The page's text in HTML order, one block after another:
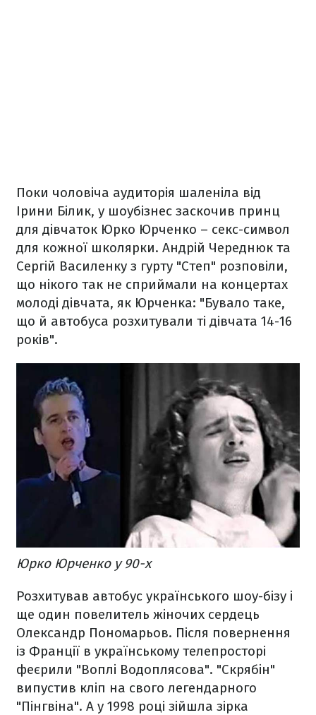
Поки чоловіча аудиторія шаленіла від
Ірини Білик, у шоубізнес заскочив принц
для дівчаток Юрко Юрченко – секс-символ
для кожної школярки. Андрій Череднюк та
Сергій Василенку з гурту "Степ" розповіли,
що нікого так не сприймали на концертах
молоді дівчата, як Юрченка: "Бувало таке,
що й автобуса розхитували ті дівчата 14-16
років".
Юрко Юрченко у 90-х
Розхитував автобус українського шоу-бізу і
ще один повелитель жіночих сердець
Олександр Пономарьов. Після повернення
із Франції в українському телепросторі
феєрили "Воплі Водоплясова". "Скрябін"
випустив кліп на свого легендарного
"Пінгвіна". А у 1998 році зійшла зірка